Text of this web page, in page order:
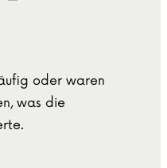
oder waren
was die